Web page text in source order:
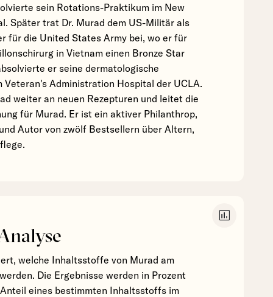
sein Rotations-Praktikum im New
Später trat Dr. Murad dem US-Militär als
für die United States Army bei, wo er für
in Vietnam einen Bronze Star
er seine dermatologische
Veteran's Administration Hospital der UCLA.
weiter an neuen Rezepturen und leitet die
für Murad. Er ist ein aktiver Philanthrop,
Autor von zwölf Bestsellern über Altern,
insert_chart
welche Inhaltsstoffe von Murad am
Die Ergebnisse werden in Prozent
eines bestimmten Inhaltsstoffs im